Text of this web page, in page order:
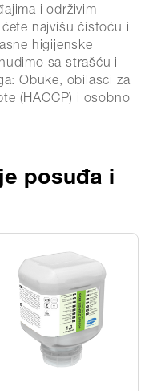
i održivim
najvišu čistoću i
higijenske
sa strašću i
Obuke, obilasci za
(HACCP) i osobno
posuđa i